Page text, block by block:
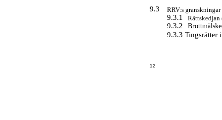
9.3 RRV:s granskningar
9.3.1 Rättskedjan
9.3.2
9.3.3 Tingsrätter
12